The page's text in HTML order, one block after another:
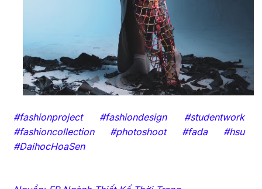
#fashionproject #fashiondesign #studentwork
#fashioncollection #photoshoot #fada #hsu
#DaihocHoaSen